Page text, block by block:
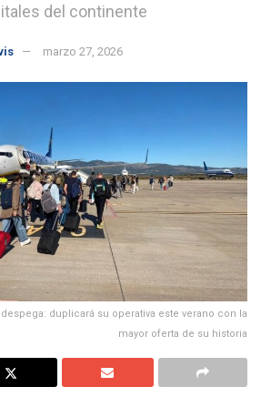
del continente
marzo 27, 2026
duplicará su operativa este verano con la
mayor oferta de su historia